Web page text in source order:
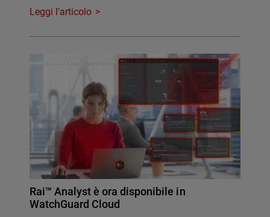
Leggi l'articolo
Rai™ Analyst è ora disponibile in
WatchGuard Cloud